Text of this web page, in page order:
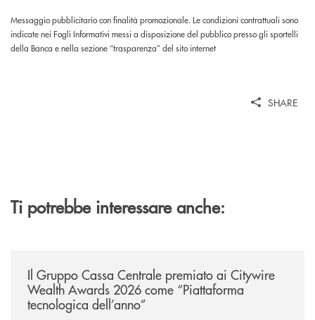
Messaggio pubblicitario con finalità promozionale. Le condizioni contrattuali sono
indicate nei Fogli Informativi messi a disposizione del pubblico presso gli sportelli
della Banca e nella sezione “trasparenza” del sito internet
SHARE
Ti potrebbe interessare anche:
Il Gruppo Cassa Centrale premiato ai Citywire
Wealth Awards 2026 come “Piattaforma
tecnologica dell’anno”